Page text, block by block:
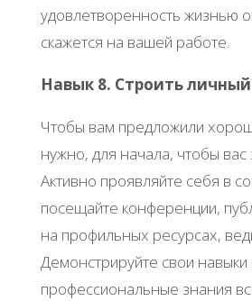
удовлетворенность жизнью
скажется на вашей работе.
Навык 8. Строить
Чтобы вам предложили
нужно, для начала, чтобы вас
Активно проявляйте себя в
посещайте конференции,
на профильных ресурсах,
Демонстрируйте свои навыки
профессиональные знания